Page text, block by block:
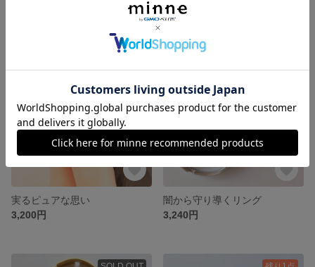
3,400円
実るピュアな思い
3,200円
闇から守り導くリング
3,240円